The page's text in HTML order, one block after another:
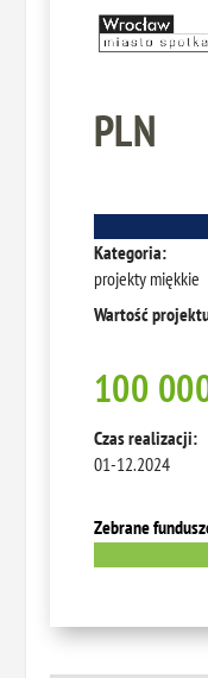
PLN
Kategoria:
projekty miękkie
Wartość
100
Czas realizacji:
01-12.2024
Zebrane